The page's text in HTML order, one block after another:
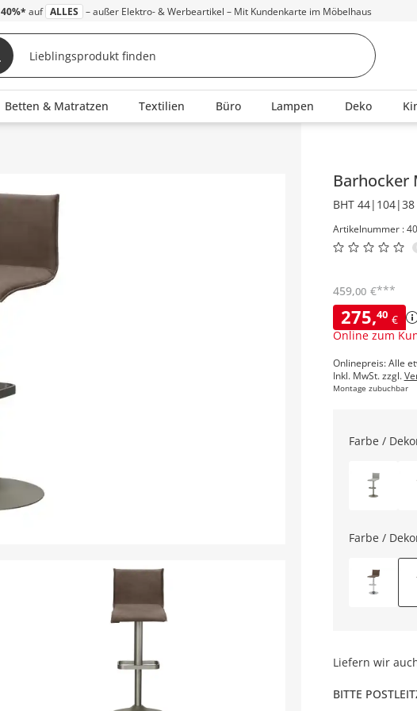
40%* auf ALLES – außer Elektro- & Werbeartikel – Mit Kundenkarte im Möbelhaus
Betten & Matratzen Textilien Büro Lampen Deko
Barhocker
BHT
Artikelnummer :
275,40 €
Online zum
459,00 €***
Onlinepreis: Alle
Inkl. MwSt. zzgl.
Montage zubuchbar
Farbe /
Farbe /
Liefern wir
BITTE